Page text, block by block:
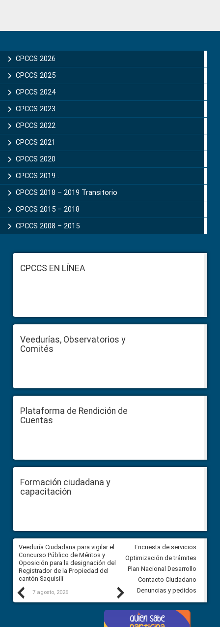
Sidebar
CPCCS 2026
CPCCS 2025
CPCCS 2024
CPCCS 2023
CPCCS 2022
CPCCS 2021
CPCCS 2020
CPCCS 2019 .
CPCCS 2018 – 2019 Transitorio
CPCCS 2015 – 2018
CPCCS 2008 – 2015
FooterCPCCS EN LÍNEA
Veedurías, Observatorios y
Comités
Plataforma de Rendición de
Cuentas
Formación ciudadana y
capacitación
Previous
Veeduría Ciudadana para vigilar el
Concurso Público de Méritos y
Oposición para la designación del
Registrador de la Propiedad del
cantón Saquisilí
7 agosto, 2026
Veeduría Ciudadana para
construcción del asfaltado de
Ballenita del cantón Santa
7 agosto, 2026
Next
Encuesta de servicios
Optimización de trámites
Plan Nacional Desarrollo
Contacto Ciudadano
Denuncias y pedidos